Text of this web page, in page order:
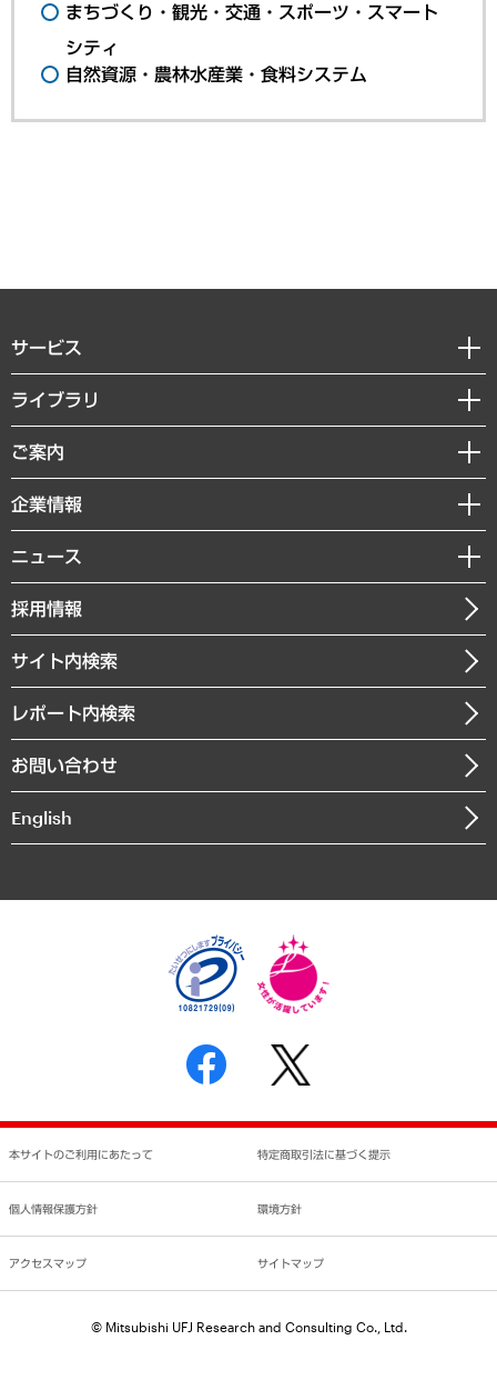
まちづくり・観光・交通・スポーツ・スマート
シティ
自然資源・農林水産業・食料システム
サービス
経営戦略
組織・人事戦略
デジタルイノベーション
共生・ダイバーシティ
GRC（ガバナンス・リスク・コンプライアンス）・防災（政策）
経済・産業・雇用・労働
まちづくり・観光・交通・スポーツ・スマートシティ
自然資源・農林水産業・食料システム
ライブラリ
経済調査
レポート
コラム
経営用語集
受託・受注実績（官公庁関連）
メディア掲載・出演
ご案内
セミナー・イベント情報
MUFGビジネスセミナー
受託案件情報
企業情報
私たちの想い
社長メッセージ
会社概要
沿革
組織図・本部部室紹介
インドネシア現地法人
個人情報保護方針
反社会的勢力に対する基本方針
書面による個人情報の開示等の請求の手続きについて
ニュース
ニュースリリース
お知らせ
採用情報
サイト内検索
レポート内検索
お問い合わせ
English
本サイトのご利用にあたって 特定商取引法に基づく提示
個人情報保護方針 環境方針
アクセスマップ サイトマップ
© Mitsubishi UFJ Research and Consulting Co., Ltd.